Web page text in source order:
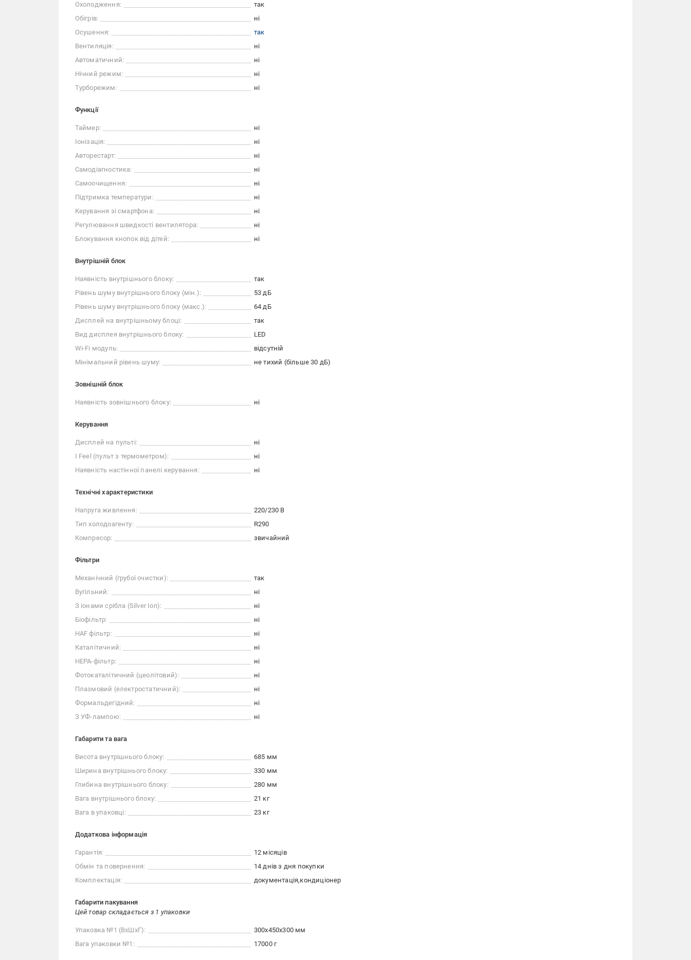
Охолодження:
так
Обігрів:
ні
Осушення:
так
Вентиляція:
ні
Автоматичний:
ні
Нічний режим:
ні
Турборежим:
ні
Функції
Таймер:
ні
Іонізація:
ні
Авторестарт:
ні
Самодіагностика:
ні
Самоочищення:
ні
Підтримка температури:
ні
Керування зі смартфона:
ні
Регулювання швидкості вентилятора:
ні
Блокування кнопок від дітей:
ні
Внутрішній блок
Наявність внутрішнього блоку:
так
Рівень шуму внутрішнього блоку (мін.):
53 дБ
Рівень шуму внутрішнього блоку (макс.):
64 дБ
Дисплей на внутрішньому блоці:
так
Вид дисплея внутрішнього блоку:
LED
Wi-Fi модуль:
відсутній
Мінімальний рівень шуму:
не тихий (більше 30 дБ)
Зовнішній блок
Наявність зовнішнього блоку: ні
Керування
Дисплей на пульті:
ні
I Feel (пульт з термометром):
ні
Наявність настінної панелі керування:
ні
Технічні характеристики
Напруга живлення:
220/230 В
Тип холодоагенту:
R290
Компресор:
звичайний
Фільтри
Механічний (грубої очистки):
так
Вугільний:
ні
З іонами срібла (Silver Ion):
ні
Біофільтр:
ні
HAF фільтр:
ні
Каталітичний:
ні
НЕРА-фільтр:
ні
Фотокаталітичний (цеолітовий):
ні
Плазмовий (електростатичний):
ні
Формальдегідний:
ні
З УФ-лампою:
ні
Габарити та вага
Висота внутрішнього блоку:
685 мм
Ширина внутрішнього блоку:
330 мм
Глибина внутрішнього блоку:
280 мм
Вага внутрішнього блоку:
21 кг
Вага в упаковці:
23 кг
Додаткова інформація
Гарантія:
12 місяців
Обмін та повернення:
14 днів з дня покупки
Комплектація:
документація кондиціонер
Габарити пакування
Цей товар складається з 1 упаковки
Упаковка №1 (ВхШхГ):
300x450x300 мм
Вага упаковки №1:
17000 г